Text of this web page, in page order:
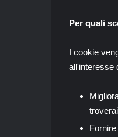
Per quali
I cookie
all'interesse